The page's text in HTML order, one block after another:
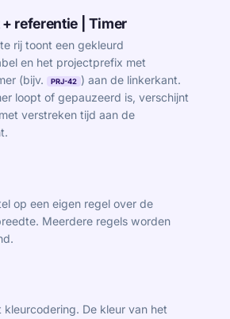
referentie | Timer
rij toont een gekleurd
en het projectprefix met
(bijv.
PRJ-42 ) aan de linkerkant.
loopt of gepauzeerd is, verschijnt
verstreken tijd aan de
op een eigen regel over de
Meerdere regels worden
kleurcodering. De kleur van het